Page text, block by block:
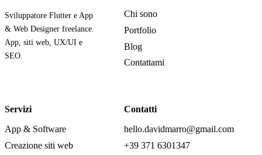
Sviluppatore Flutter e App
& Web Designer freelance.
App, siti web, UX/UI e
SEO.
Chi sono
Portfolio
Blog
Contattami
Servizi
App & Software
Creazione siti web
Contatti
hello.davidmarro@gmail.com
+39 371 6301347